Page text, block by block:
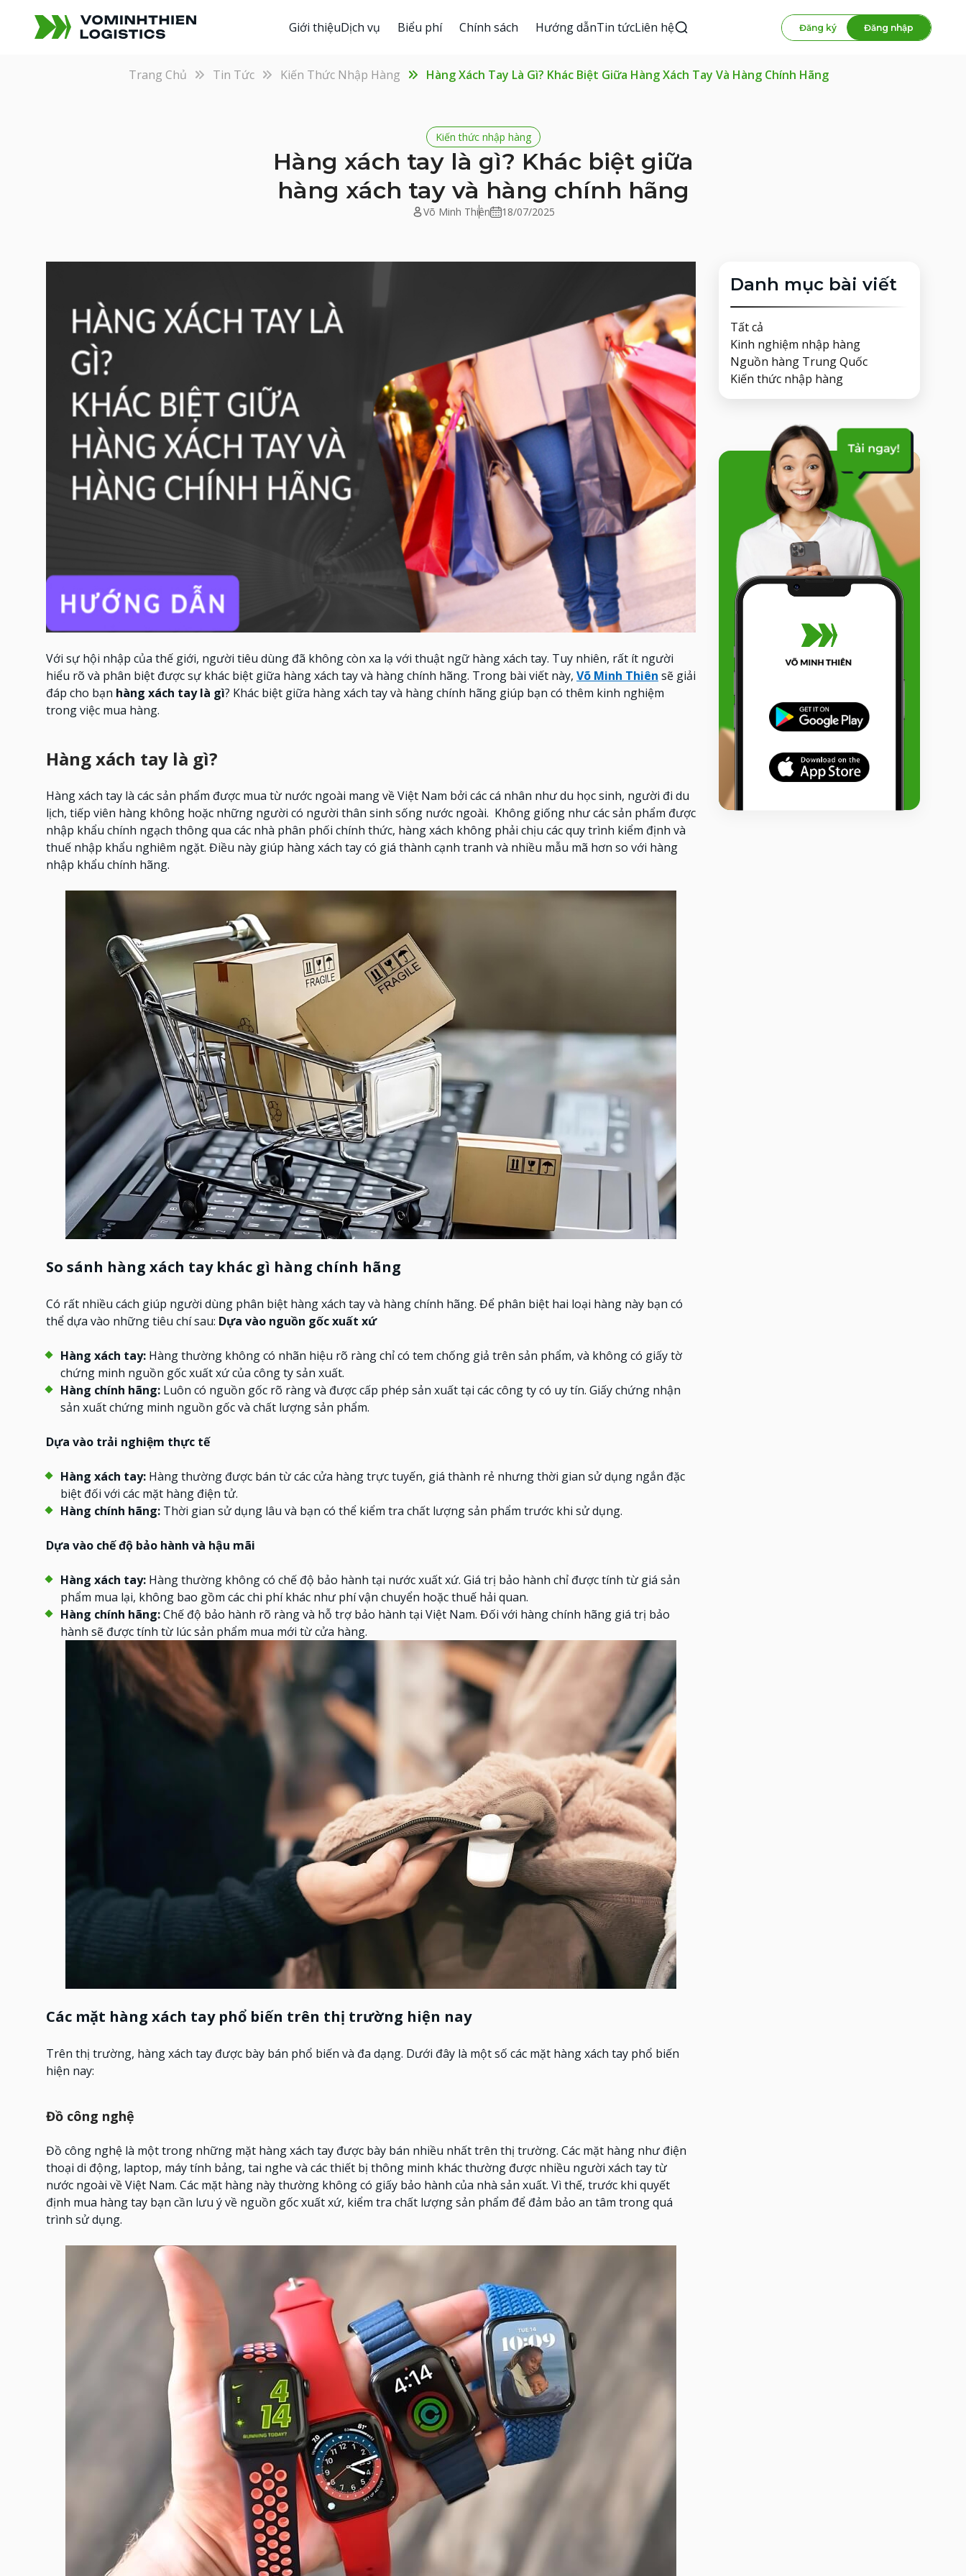
Giới thiệuDịch vụ Biểu phí Chính sách Hướng dẫnTin tứcLiên hệ Đăng ký Đăng nhập
Trang Chủ Tin Tức Kiến Thức Nhập Hàng Hàng Xách Tay Là Gì? Khác Biệt Giữa Hàng Xách Tay Và Hàng Chính Hãng
Kiến thức nhập hàng
Hàng xách tay là gì? Khác biệt giữa
hàng xách tay và hàng chính hãng
Võ Minh Thiên 18/07/2025
Với sự hội nhập của thế giới, người tiêu dùng đã không còn xa lạ với thuật ngữ hàng xách tay. Tuy nhiên, rất ít người
hiểu rõ và phân biệt được sự khác biệt giữa hàng xách tay và hàng chính hãng. Trong bài viết này, Võ Minh Thiên sẽ giải
đáp cho bạn hàng xách tay là gì? Khác biệt giữa hàng xách tay và hàng chính hãng giúp bạn có thêm kinh nghiệm
trong việc mua hàng.
Hàng xách tay là gì?
Hàng xách tay là các sản phẩm được mua từ nước ngoài mang về Việt Nam bởi các cá nhân như du học sinh, người đi du
lịch, tiếp viên hàng không hoặc những người có người thân sinh sống nước ngoài. Không giống như các sản phẩm được
nhập khẩu chính ngạch thông qua các nhà phân phối chính thức, hàng xách không phải chịu các quy trình kiểm định và
thuế nhập khẩu nghiêm ngặt. Điều này giúp hàng xách tay có giá thành cạnh tranh và nhiều mẫu mã hơn so với hàng
nhập khẩu chính hãng.
So sánh hàng xách tay khác gì hàng chính hãng
Có rất nhiều cách giúp người dùng phân biệt hàng xách tay và hàng chính hãng. Để phân biệt hai loại hàng này bạn có
thể dựa vào những tiêu chí sau: Dựa vào nguồn gốc xuất xứ
Hàng xách tay: Hàng thường không có nhãn hiệu rõ ràng chỉ có tem chống giả trên sản phẩm, và không có giấy tờ
chứng minh nguồn gốc xuất xứ của công ty sản xuất.
Hàng chính hãng: Luôn có nguồn gốc rõ ràng và được cấp phép sản xuất tại các công ty có uy tín. Giấy chứng nhận
sản xuất chứng minh nguồn gốc và chất lượng sản phẩm.
Dựa vào trải nghiệm thực tế
Hàng xách tay: Hàng thường được bán từ các cửa hàng trực tuyến, giá thành rẻ nhưng thời gian sử dụng ngắn đặc
biệt đối với các mặt hàng điện tử.
Hàng chính hãng: Thời gian sử dụng lâu và bạn có thể kiểm tra chất lượng sản phẩm trước khi sử dụng.
Dựa vào chế độ bảo hành và hậu mãi
Hàng xách tay: Hàng thường không có chế độ bảo hành tại nước xuất xứ. Giá trị bảo hành chỉ được tính từ giá sản
phẩm mua lại, không bao gồm các chi phí khác như phí vận chuyển hoặc thuế hải quan.
Hàng chính hãng:Chế độ bảo hành rõ ràng và hỗ trợ bảo hành tại Việt Nam. Đối với hàng chính hãng giá trị bảo
hành sẽ được tính từ lúc sản phẩm mua mới từ cửa hàng.
Các mặt hàng xách tay phổ biến trên thị trường hiện nay
Trên thị trường, hàng xách tay được bày bán phổ biến và đa dạng. Dưới đây là một số các mặt hàng xách tay phổ biến
hiện nay:
Đồ công nghệ
Đồ công nghệ là một trong những mặt hàng xách tay được bày bán nhiều nhất trên thị trường. Các mặt hàng như điện
thoại di động, laptop, máy tính bảng, tai nghe và các thiết bị thông minh khác thường được nhiều người xách tay từ
nước ngoài về Việt Nam. Các mặt hàng này thường không có giấy bảo hành của nhà sản xuất. Vì thế, trước khi quyết
định mua hàng tay bạn cần lưu ý về nguồn gốc xuất xứ, kiểm tra chất lượng sản phẩm để đảm bảo an tâm trong quá
trình sử dụng.
Danh mục bài viết
Tất cả
Kinh nghiệm nhập hàng
Nguồn hàng Trung Quốc
Kiến thức nhập hàng